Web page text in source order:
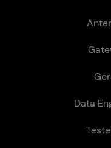
Data